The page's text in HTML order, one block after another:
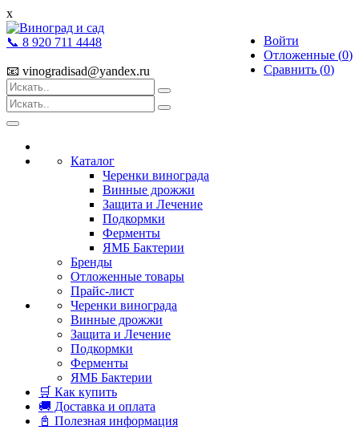
x
Войти
Отложенные (0)
Сравнить (0)
📞 8 920 711 4448
📧 vinogradisad@yandex.ru
Toggle
Каталог
Черенки винограда
Винные дрожжи
Защита и Лечение
Подкормки
Ферменты
ЯМБ Бактерии
Бренды
Отложенные товары
Прайс-лист
Черенки винограда
Винные дрожжи
Защита и Лечение
Подкормки
Ферменты
ЯМБ Бактерии
🛒 Как купить
🚚 Доставка и оплата
📓 Полезная информация